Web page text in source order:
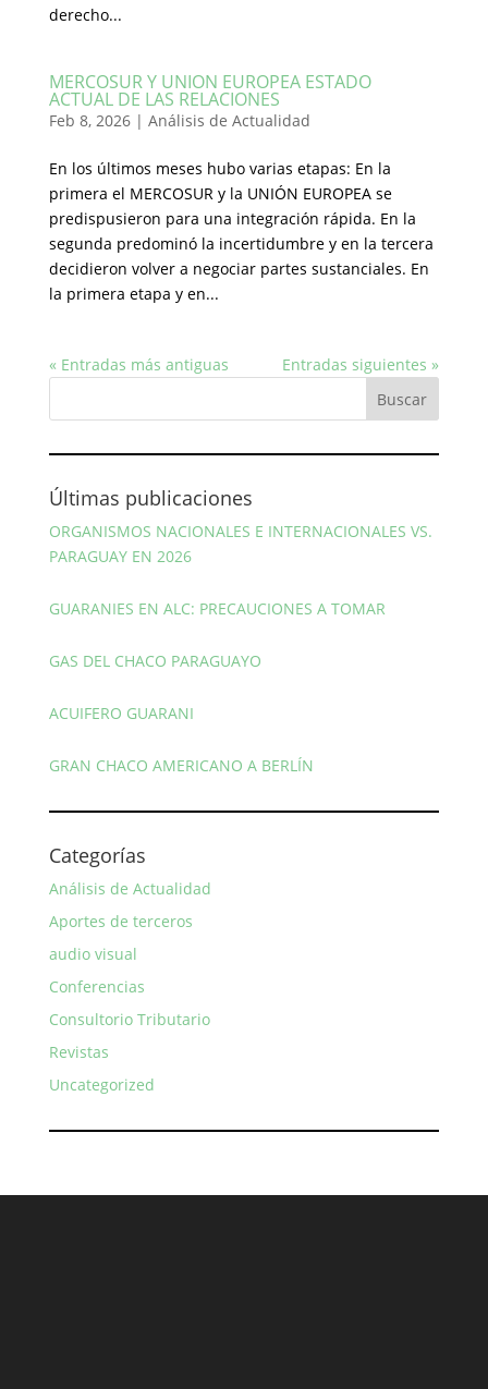
derecho...
MERCOSUR Y UNION EUROPEA ESTADO
ACTUAL DE LAS RELACIONES
Feb 8, 2026| Análisis de Actualidad
En los últimos meses hubo varias etapas: En la
primera el MERCOSUR y la UNIÓN EUROPEA se
predispusieron para una integración rápida. En la
segunda predominó la incertidumbre y en la tercera
decidieron volver a negociar partes sustanciales. En
la primera etapa y en...
« Entradas más antiguas Entradas siguientes »
Últimas publicaciones
ORGANISMOS NACIONALES E INTERNACIONALES VS.
PARAGUAY EN 2026
GUARANIES EN ALC: PRECAUCIONES A TOMAR
GAS DEL CHACO PARAGUAYO
ACUIFERO GUARANI
GRAN CHACO AMERICANO A BERLÍN
Categorías
Análisis de Actualidad
Aportes de terceros
audio visual
Conferencias
Consultorio Tributario
Revistas
Uncategorized